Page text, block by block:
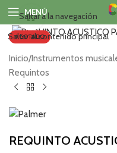
Saltar a la navegación
Saltar al contenido principal
MENÚ
AGOTADO
Haga clic para
Inicio/Instrumentos
Requintos
REQUINTO